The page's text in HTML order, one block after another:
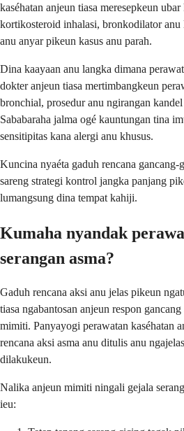
kaséhatan anjeun tiasa meresepkeun
kortikosteroid inhalasi, bronkodilator
anu anyar pikeun kasus anu parah.
Dina kaayaan anu langka dimana
dokter anjeun tiasa mertimbangkeun
bronchial, prosedur anu ngirangan
Sababaraha jalma ogé kauntungan tina
sensitipitas kana alergi anu khusus.
Kuncina nyaéta gaduh rencana gancang-
sareng strategi kontrol jangka panjang
lumangsung dina tempat kahiji.
Kumaha nyandak
serangan asma?
Gaduh rencana aksi anu jelas pikeun
tiasa ngabantosan anjeun respon
mimiti. Panyayogi perawatan kaséhatan
rencana aksi asma anu ditulis anu
dilakukeun.
Nalika anjeun mimiti ningali gejala
ieu: